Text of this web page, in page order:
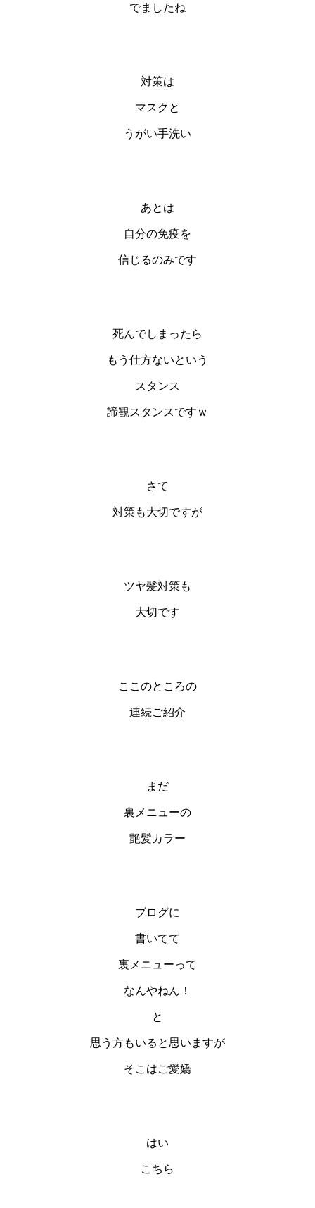
でましたね
対策は
マスクと
うがい手洗い
あとは
自分の免疫を
信じるのみです
死んでしまったら
もう仕方ないという
スタンス
諦観スタンスですｗ
さて
対策も大切ですが
ツヤ髪対策も
大切です
ここのところの
連続ご紹介
まだ
裏メニューの
艶髪カラー
ブログに
書いてて
裏メニューって
なんやねん！
と
思う方もいると思いますが
そこはご愛嬌
はい
こちら